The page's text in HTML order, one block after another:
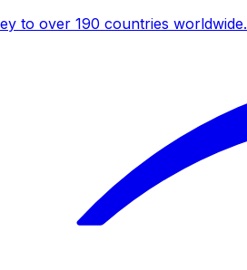
to over 190 countries worldwide.